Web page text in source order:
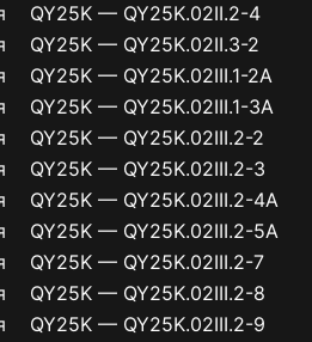
QY25K — QY25K.02II.2-4
QY25K — QY25K.02II.3-2
QY25K — QY25K.02III.1-2A
QY25K — QY25K.02III.1-3А
QY25K — QY25K.02III.2-2
QY25K — QY25K.02III.2-3
QY25K — QY25K.02III.2-4A
QY25K — QY25K.02III.2-5A
QY25K — QY25K.02III.2-7
QY25K — QY25K.02III.2-8
QY25K — QY25K.02III.2-9